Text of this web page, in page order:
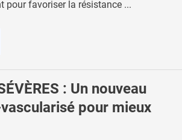
pour favoriser la résistance ...
: Un nouveau
pour mieux